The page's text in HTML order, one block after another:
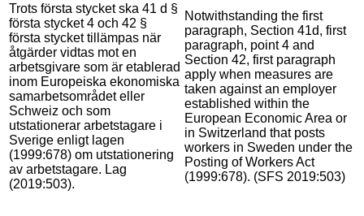
Trots första stycket ska 41 d §
första stycket 4 och 42 §
första stycket tillämpas när
åtgärder vidtas mot en
arbetsgivare som är etablerad
inom Europeiska ekonomiska
samarbetsområdet eller
Schweiz och som
utstationerar arbetstagare i
Sverige enligt lagen
(1999:678) om utstationering
av arbetstagare. Lag
(2019:503).
Notwithstanding the first
paragraph, Section 41d, first
paragraph, point 4 and
Section 42, first paragraph
apply when measures are
taken against an employer
established within the
European Economic Area or
in Switzerland that posts
workers in Sweden under the
Posting of Workers Act
(1999:678). (SFS 2019:503)